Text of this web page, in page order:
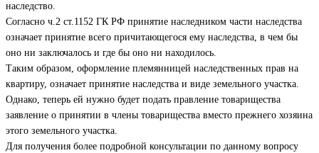
наследство.
Согласно ч.2 ст.1152 ГК РФ принятие наследником части наследства
означает принятие всего причитающегося ему наследства, в чем бы
оно ни заключалось и где бы оно ни находилось.
Таким образом, оформление племянницей наследственных прав на
квартиру, означает принятие наследства и виде земельного участка.
Однако, теперь ей нужно будет подать правление товарищества
заявление о принятии в члены товарищества вместо прежнего хозяина
этого земельного участка.
Для получения более подробной консультации по данному вопросу